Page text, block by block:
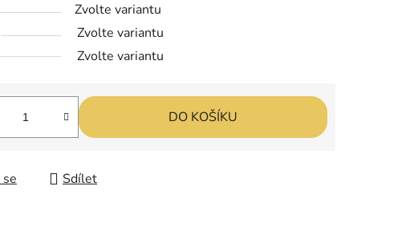
Zvolte variantu
Zvolte variantu
Zvolte variantu
DO KOŠÍKU
Sdílet